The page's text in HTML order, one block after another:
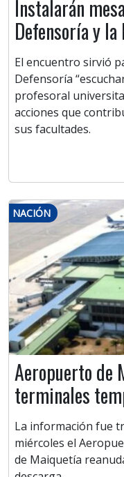
Instalarán
Defensoría y la
El encuentro sirvió
Defensoría
profesoral
acciones que
sus facultades.
NACIÓN
Aeropuerto de
terminales
La información fue
miércoles el
de Maiquetía